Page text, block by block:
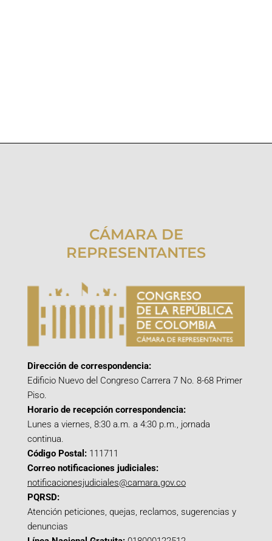
CÁMARA DE
REPRESENTANTES
Dirección de correspondencia:
Edificio Nuevo del Congreso Carrera 7 No. 8-68 Primer
Piso.
Horario de recepción correspondencia:
Lunes a viernes, 8:30 a.m. a 4:30 p.m., jornada
continua.
Código Postal: 111711
Correo notificaciones judiciales:
notificacionesjudiciales@camara.gov.co
PQRSD:
Atención peticiones, quejas, reclamos, sugerencias y
denuncias